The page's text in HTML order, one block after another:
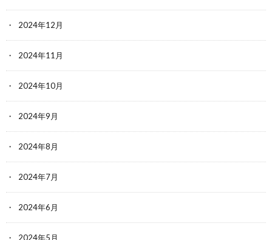
2024年12月
2024年11月
2024年10月
2024年9月
2024年8月
2024年7月
2024年6月
2024年5月